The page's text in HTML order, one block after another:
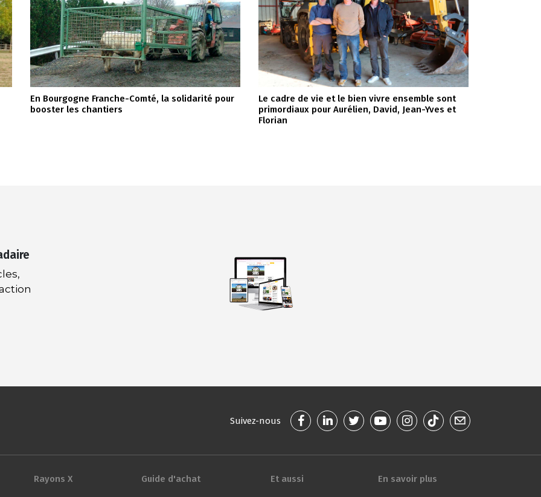
En Bourgogne Franche-Comté, la solidarité pour
booster les chantiers
Le cadre de vie et le bien vivre ensemble sont
primordiaux pour Aurélien, David, Jean-Yves et
Florian
Suivez-nous
Rayons X Guide d'achat Et aussi En savoir plus